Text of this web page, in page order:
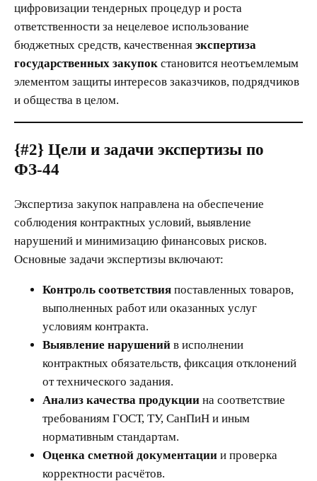
цифровизации тендерных процедур и роста
ответственности за нецелевое использование
бюджетных средств, качественная экспертиза
государственных закупок становится неотъемлемым
элементом защиты интересов заказчиков, подрядчиков
и общества в целом.
{#2} Цели и задачи экспертизы по
ФЗ-44
Экспертиза закупок направлена на обеспечение
соблюдения контрактных условий, выявление
нарушений и минимизацию финансовых рисков.
Основные задачи экспертизы включают:
Контроль соответствия поставленных товаров,
выполненных работ или оказанных услуг
условиям контракта.
Выявление нарушений в исполнении
контрактных обязательств, фиксация отклонений
от технического задания.
Анализ качества продукции на соответствие
требованиям ГОСТ, ТУ, СанПиН и иным
нормативным стандартам.
Оценка сметной документации и проверка
корректности расчётов.